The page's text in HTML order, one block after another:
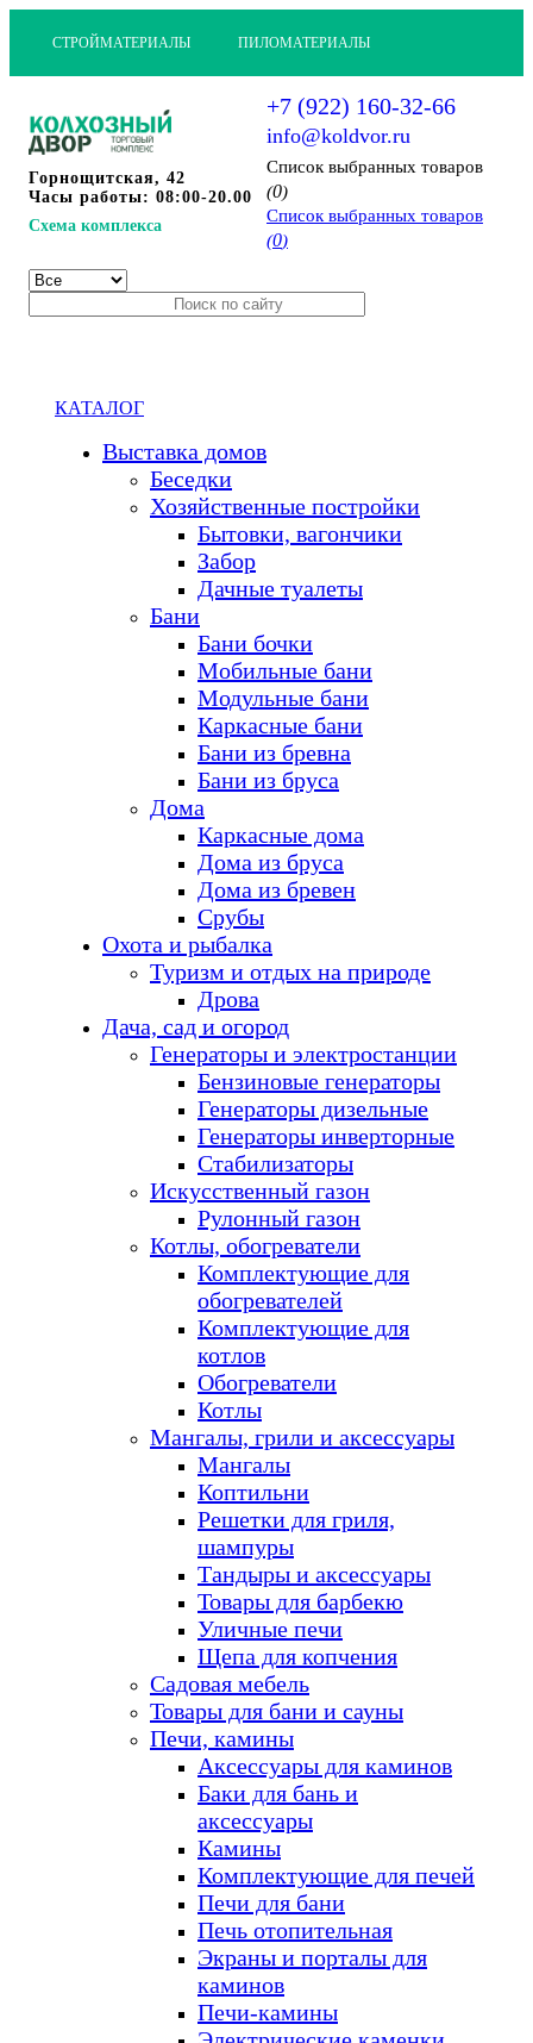
СТРОЙМАТЕРИАЛЫ ПИЛОМАТЕРИАЛЫ
Горнощитская, 42
Часы работы: 08:00-20.00
Схема комплекса
+7 (922) 160-32-66
info@koldvor.ru
Cписок выбранных товаров
(0)
Cписок выбранных товаров
(0)
КАТАЛОГ
Выставка домов
Беседки
Хозяйственные постройки
Бытовки, вагончики
Забор
Дачные туалеты
Бани
Бани бочки
Мобильные бани
Модульные бани
Каркасные бани
Бани из бревна
Бани из бруса
Дома
Каркасные дома
Дома из бруса
Дома из бревен
Срубы
Охота и рыбалка
Туризм и отдых на природе
Дрова
Дача, сад и огород
Генераторы и электростанции
Бензиновые генераторы
Генераторы дизельные
Генераторы инверторные
Стабилизаторы
Искусственный газон
Рулонный газон
Котлы, обогреватели
Комплектующие для
обогревателей
Комплектующие для
котлов
Обогреватели
Котлы
Мангалы, грили и аксессуары
Мангалы
Коптильни
Решетки для гриля,
шампуры
Тандыры и аксессуары
Товары для барбекю
Уличные печи
Щепа для копчения
Садовая мебель
Товары для бани и сауны
Печи, камины
Аксессуары для каминов
Баки для бань и
аксессуары
Камины
Комплектующие для печей
Печи для бани
Печь отопительная
Экраны и порталы для
каминов
Печи-камины